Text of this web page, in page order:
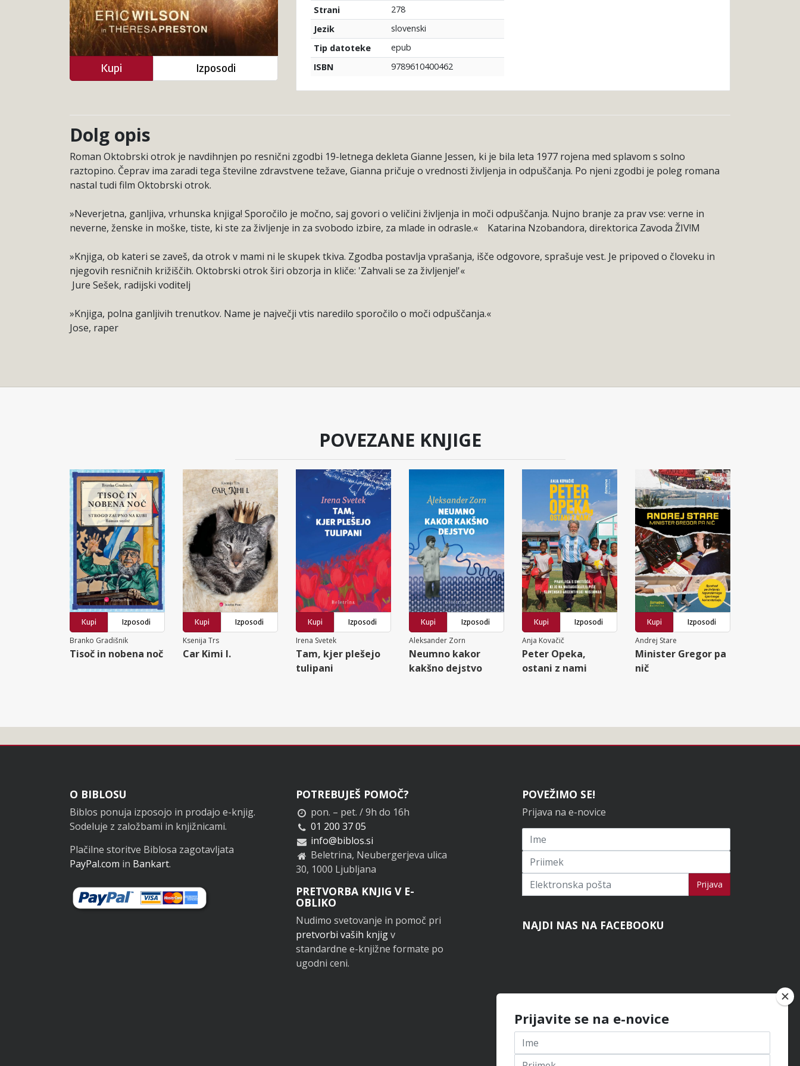
Strani
278
Jezik
slovenski
Tip datoteke
epub
ISBN
9789610400462
Kupi Izposodi
Dolg opis
Roman Oktobrski otrok je navdihnjen po resnični zgodbi 19-letnega dekleta Gianne Jessen, ki je bila leta 1977 rojena med splavom s solno
raztopino. Čeprav ima zaradi tega številne zdravstvene težave, Gianna pričuje o vrednosti življenja in odpuščanja. Po njeni zgodbi je poleg romana
nastal tudi film Oktobrski otrok.
»Neverjetna, ganljiva, vrhunska knjiga! Sporočilo je močno, saj govori o veličini življenja in moči odpuščanja. Nujno branje za prav vse: verne in
neverne, ženske in moške, tiste, ki ste za življenje in za svobodo izbire, za mlade in odrasle.« Katarina Nzobandora, direktorica Zavoda ŽIV!M
»Knjiga, ob kateri se zaveš, da otrok v mami ni le skupek tkiva. Zgodba postavlja vprašanja, išče odgovore, sprašuje vest. Je pripoved o človeku in
njegovih resničnih križiščih. Oktobrski otrok širi obzorja in kliče: 'Zahvali se za življenje!'«
Jure Sešek, radijski voditelj
»Knjiga, polna ganljivih trenutkov. Name je največji vtis naredilo sporočilo o moči odpuščanja.«
Jose, raper
POVEZANE KNJIGE
Kupi
Izposodi
Branko Gradišnik
Tisoč in nobena noč
Kupi
Izposodi
Ksenija Trs
Car Kimi I.
Kupi
Izposodi
Irena Svetek
Tam, kjer plešejo
tulipani
Kupi
Izposodi
Aleksander Zorn
Neumno kakor
kakšno dejstvo
Kupi
Izposodi
Anja Kovačič
Peter Opeka,
ostani z nami
Kupi
Izposodi
Andrej Stare
Minister Gregor pa
nič
Noga
O BIBLOSU
Biblos ponuja izposojo in prodajo e-knjig.
Sodeluje z založbami in knjižnicami.
Plačilne storitve Biblosa zagotavljata
PayPal.com in Bankart.
POTREBUJEŠ POMOČ?
pon. – pet. / 9h do 16h
01 200 37 05
info@biblos.si
Beletrina, Neubergerjeva ulica
30, 1000 Ljubljana
PRETVORBA KNJIG V E-
OBLIKO
Nudimo svetovanje in pomoč pri
pretvorbi vaših knjigv
standardne e-knjižne formate po
ugodni ceni.
POVEŽIMO SE!
Prijava na e-novice
Prijavi se na novice Prijava
NAJDI NAS NA FACEBOOKU
Prijavite se na e-novice